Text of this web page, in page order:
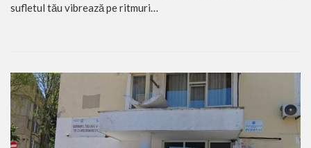
sufletul tău vibrează pe ritmuri…